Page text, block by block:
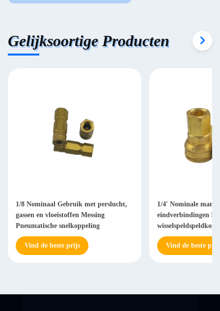
Gelijksoortige Producten
1/8 Nominaal Gebruik met perslucht,
gassen en vloeistoffen Messing
Pneumatische snelkoppeling
Vind de beste prijs
1/4' Nominale
eindverbindingen
Pneumatische
Vind de beste